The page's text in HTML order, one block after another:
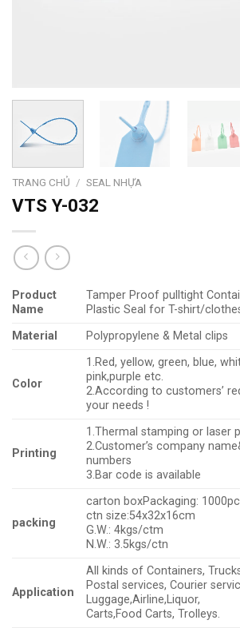
TRANG CHỦ / SEAL NHỰA
VTS Y-032
Product
Name
Tamper Proof pulltight
Plastic Seal for T-shirt/
Material
Polypropylene & Metal clips
Color
1.Red, yellow, green, blue,
pink,purple etc.
2.According to customers’
your needs !
Printing
1.Thermal stamping or laser
2.Customer’s company
numbers
3.Bar code is available
packing
carton boxPackaging:
ctn size:54x32x16cm
G.W.: 4kgs/ctm
N.W.: 3.5kgs/ctn
Application
All kinds of Containers,
Postal services, Courier
Luggage,Airline,Liquor,
Carts,Food Carts, Trolleys.